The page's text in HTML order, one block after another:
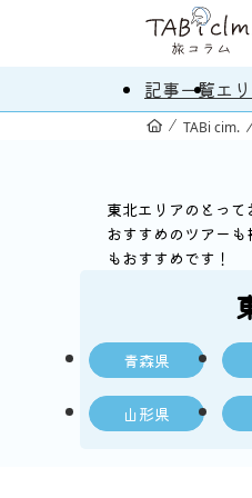
記事一覧エ
TABi cim.
東北エリアのとって
おすすめのツアー
もおすすめです！
青森県
山形県